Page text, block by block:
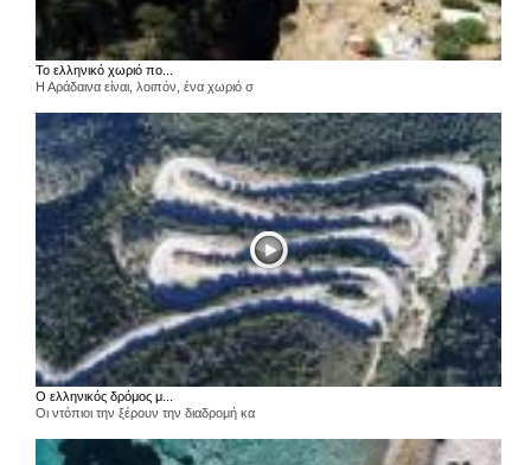
Το ελληνικό χωριό πο...
Η Αράδαινα είναι, λοιπόν, ένα χωριό σ
Ο ελληνικός δρόμος μ...
Οι ντόπιοι την ξέρουν την διαδρομή κα